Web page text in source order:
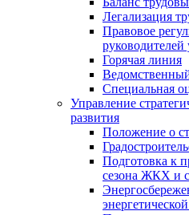
Легализация
Правовое
Горячая линия
Специальная
Управление
развития
Положение о
Подготовка к
сезона ЖКХ и